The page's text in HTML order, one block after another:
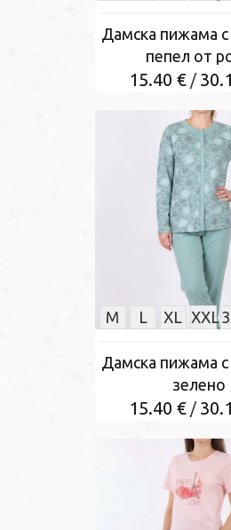
Дамска пижама с
пепел от
15.40 €/
M L XL XXL
Дамска пижама с
зелено
15.40 €/